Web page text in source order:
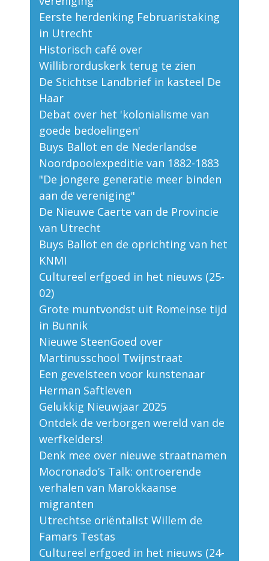
Eerste herdenking Februaristaking
in Utrecht
Historisch café over
Willibrorduskerk terug te zien
De Stichtse Landbrief in kasteel De
Haar
Debat over het 'kolonialisme van
goede bedoelingen'
Buys Ballot en de Nederlandse
Noordpoolexpeditie van 1882-1883
"De jongere generatie meer binden
aan de vereniging"
De Nieuwe Caerte van de Provincie
van Utrecht
Buys Ballot en de oprichting van het
KNMI
Cultureel erfgoed in het nieuws (25-
02)
Grote muntvondst uit Romeinse tijd
in Bunnik
Nieuwe SteenGoed over
Martinusschool Twijnstraat
Een gevelsteen voor kunstenaar
Herman Saftleven
Gelukkig Nieuwjaar 2025
Ontdek de verborgen wereld van de
werfkelders!
Denk mee over nieuwe straatnamen
Mocronado’s Talk: ontroerende
verhalen van Marokkaanse
migranten
Utrechtse oriëntalist Willem de
Famars Testas
Cultureel erfgoed in het nieuws (24-